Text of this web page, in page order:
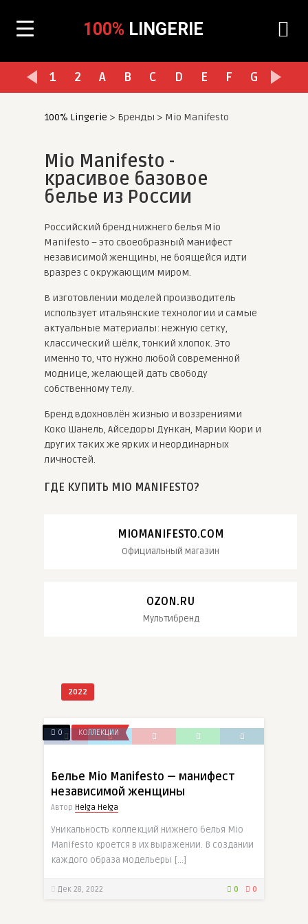
100% LINGERIE
1 2 A B C D E F G H
100% Lingerie > Бренды > Mio Manifesto
Mio Manifesto -
красивое базовое
белье из России
Российский бренд нижнего белья Mio
Manifesto – это своеобразный манифест
независимой женщины, не боящейся идти
вразрез с окружающим миром.
В изготовлении моделей производитель
использует итальянские технологии и самые
актуальные материалы: нежную сетку,
классический шёлк, тонкий хлопок. Это
именно то, что нужно любой современной
моднице, желающей дать свободу
собственному телу.
Бренд вдохновлён жизнью и воззрениями
Коко Шанель, Айседоры Дункан, Марии Кюри и
других таких же ярких и неординарных
личностей.
ГДЕ КУПИТЬ MIO MANIFESTO?
MIOMANIFESTO.COM
Официальный магазин
OZON.RU
Мультибренд
2022
0 КОЛЛЕКЦИИ
Белье Mio Manifesto — манифест
независимой женщины
Автор Helga Helga
Уникальность коллекций нижнего белья Mio
Manifesto кроется в их выражении. В создании
каждого образа модельеры […]
Дек 28, 2022 0 0